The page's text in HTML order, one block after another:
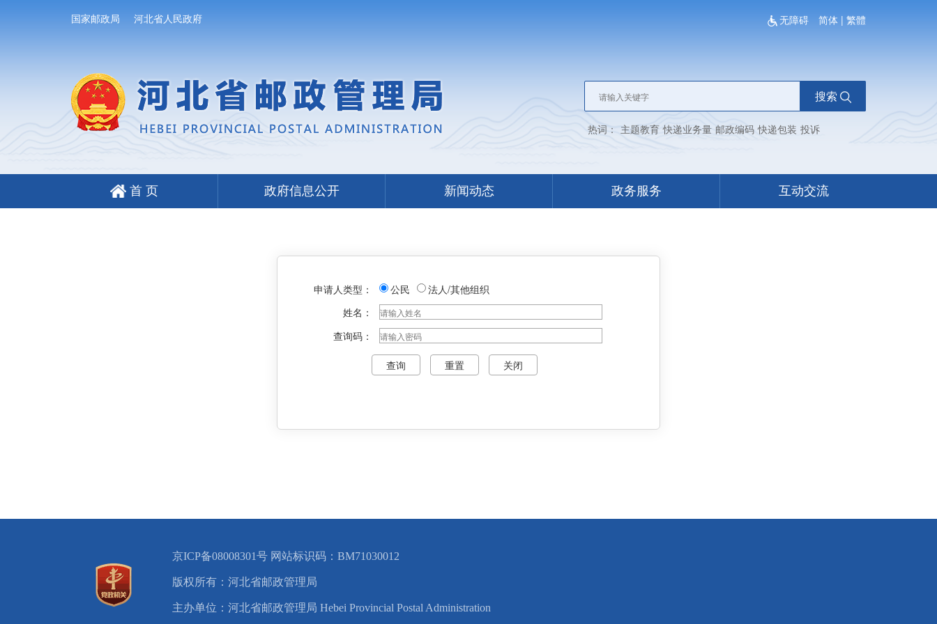
国家邮政局 河北省人民政府 无障碍 简体 | 繁體
搜索
热词： 主题教育 快递业务量 邮政编码 快递包装 投诉
首 页 政府信息公开 新闻动态 政务服务 互动交流
申请人类型： 公民
法人/其他组织
姓名：
查询码：
京ICP备08008301号 网站标识码：BM71030012
版权所有：河北省邮政管理局
主办单位：河北省邮政管理局 Hebei Provincial Postal Administration